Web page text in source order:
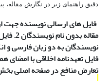
دقیق راهنمای زیر در نگارش مقاله،
مقاله
فایل تعهدنامه اخلاقی با امضای
تعارض منافع در صفحه اصلی